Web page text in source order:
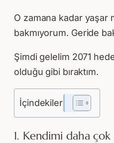
O zamana kadar yaşar
bakmıyorum. Geride
Şimdi gelelim 2071
olduğu gibi bıraktım.
İçindekiler
1. Kendimi daha çok